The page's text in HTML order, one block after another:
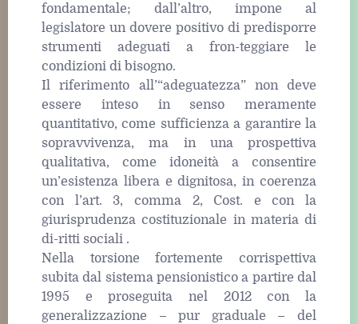
fondamentale; dall’altro, impone al
legislatore un dovere positivo di predisporre
strumenti adeguati a fron-teggiare le
condizioni di bisogno.
Il riferimento all’“adeguatezza” non deve
essere inteso in senso meramente
quantitativo, come sufficienza a garantire la
sopravvivenza, ma in una prospettiva
qualitativa, come idoneità a consentire
un’esistenza libera e dignitosa, in coerenza
con l’art. 3, comma 2, Cost. e con la
giurisprudenza costituzionale in materia di
di-ritti sociali .
Nella torsione fortemente corrispettiva
subita dal sistema pensionistico a partire dal
1995 e proseguita nel 2012 con la
generalizzazione – pur graduale – del